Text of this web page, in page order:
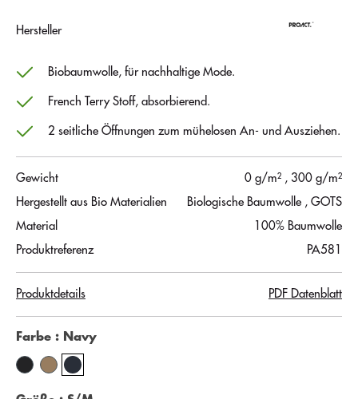
Hersteller
Biobaumwolle, für nachhaltige Mode.
French Terry Stoff, absorbierend.
2 seitliche Öffnungen zum mühelosen An- und Ausziehen.
Gewicht 0 g/m² , 300 g/m²
Hergestellt aus Bio Materialien
Biologische Baumwolle , GOTS
Material
100% Baumwolle
Produktreferenz
PA581
Produktdetails PDF Datenblatt
Farbe : Navy